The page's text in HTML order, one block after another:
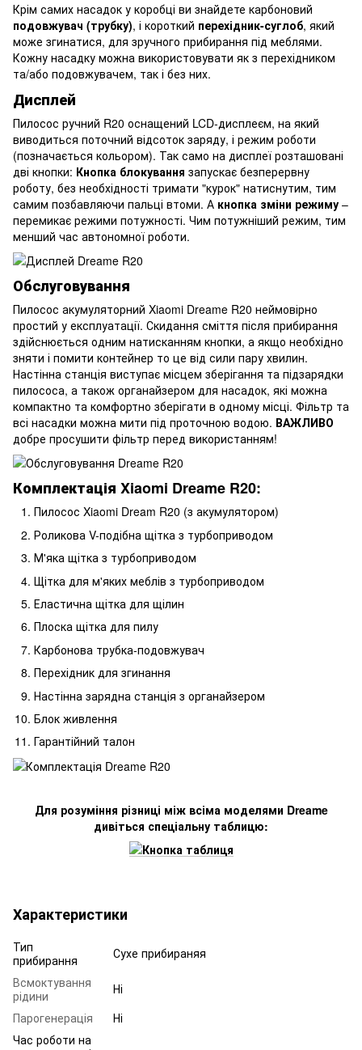
Крім самих насадок у коробці ви знайдете карбоновий
подовжувач (трубку), і короткий перехідник-суглоб, який
може згинатися, для зручного прибирання під меблями.
Кожну насадку можна використовувати як з перехідником
та/або подовжувачем, так і без них.
Дисплей
Пилосос ручний R20 оснащений LCD-дисплеєм, на який
виводиться поточний відсоток заряду, і режим роботи
(позначається кольором). Так само на дисплеї розташовані
дві кнопки: Кнопка блокування запускає безперервну
роботу, без необхідності тримати "курок" натиснутим, тим
самим позбавляючи пальці втоми. А кнопка зміни режиму –
перемикає режими потужності. Чим потужніший режим, тим
менший час автономної роботи.
Обслуговування
Пилосос акумуляторний Xiaomi Dreame R20 неймовірно
простий у експлуатації. Скидання сміття після прибирання
здійснюється одним натисканням кнопки, а якщо необхідно
зняти і помити контейнер то це від сили пару хвилин.
Настінна станція виступає місцем зберігання та підзарядки
пилососа, а також органайзером для насадок, які можна
компактно та комфортно зберігати в одному місці. Фільтр та
всі насадки можна мити під проточною водою. ВАЖЛИВО
добре просушити фільтр перед використанням!
Комплектація Xiaomi Dreame R20:
Пилосос Xiaomi Dream R20 (з акумулятором)
Роликова V-подібна щітка з турбоприводом
М'яка щітка з турбоприводом
Щітка для м'яких меблів з турбоприводом
Еластична щітка для щілин
Плоска щітка для пилу
Карбонова трубка-подовжувач
Перехідник для згинання
Настінна зарядна станція з органайзером
Блок живлення
Гарантійний талон
Для розуміння різниці між всіма моделями Dreame
дивіться спеціальну таблицю:
Характеристики
Тип
прибирання
Сухе прибираняя
Всмоктування
рідини
Ні
Парогенерація
Ні
Час роботи на